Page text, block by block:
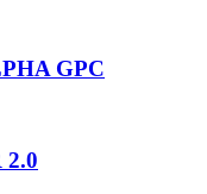
GPC